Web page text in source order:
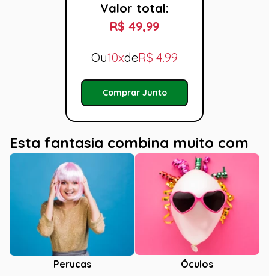
Valor total:
R$ 49,99
Ou10xdeR$ 4.99
Comprar Junto
Esta fantasia combina muito com
Perucas Óculos